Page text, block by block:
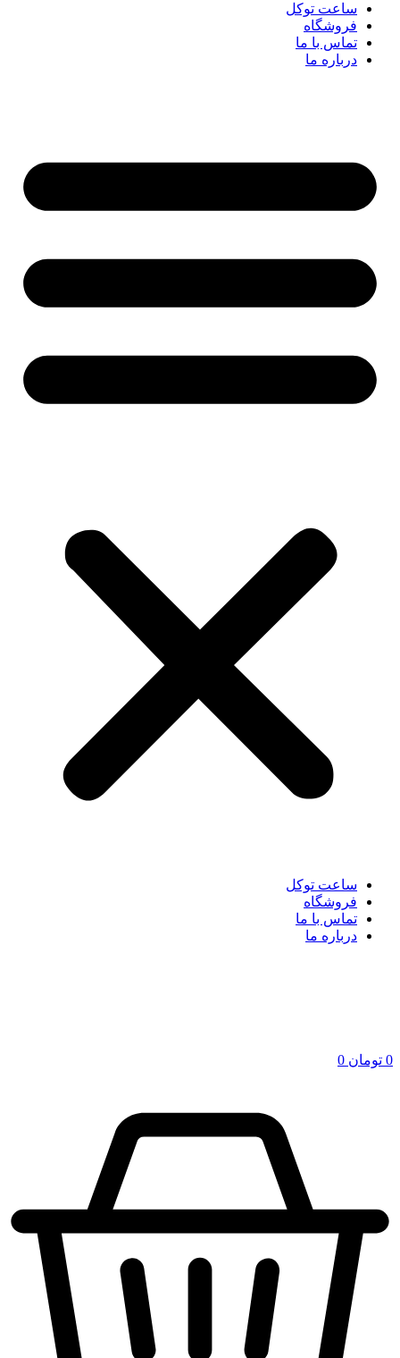
ساعت توکل
فروشگاه
تماس با ما
درباره ما
ساعت توکل
فروشگاه
تماس با ما
درباره ما
0 تومان 0